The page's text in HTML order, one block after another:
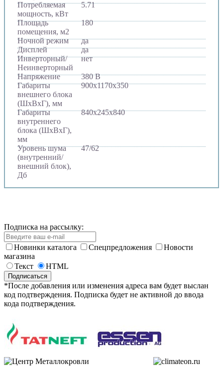
Потребляемая
мощность, кВт
5.71
Площадь
помещения, м2
180
Ночной режим
да
Дисплей
да
Инверторный/
Неинверторный
нет
Напряжение
380 В
Габариты
внешнего блока
(ШхВхГ), мм
900х1170х350
Габариты
внутреннего
блока (ШхВхГ),
мм
840х245х840
Уровень шума
(внутренний/
внешний блок),
Дб
47/62
Подписка на рассылку:
Новинки каталога Спецпредложения
Новости
магазина
Текст
HTML
*После добавления или изменения адреса вам будет выслан
код подтверждения. Подписка будет не активной до ввода
кода подтверждения.